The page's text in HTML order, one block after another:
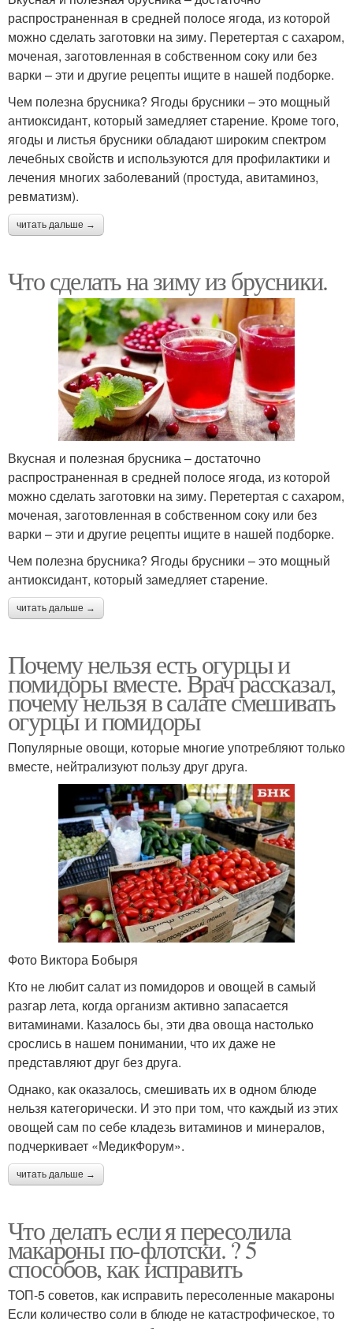
распространенная в средней полосе ягода, из которой
можно сделать заготовки на зиму. Перетертая с сахаром,
моченая, заготовленная в собственном соку или без
варки – эти и другие рецепты ищите в нашей подборке.
Чем полезна брусника? Ягоды брусники – это мощный
антиоксидант, который замедляет старение. Кроме того,
ягоды и листья брусники обладают широким спектром
лечебных свойств и используются для профилактики и
лечения многих заболеваний (простуда, авитаминоз,
ревматизм).
читать дальше →
Что сделать на зиму из брусники.
Вкусная и полезная брусника – достаточно
распространенная в средней полосе ягода, из которой
можно сделать заготовки на зиму. Перетертая с сахаром,
моченая, заготовленная в собственном соку или без
варки – эти и другие рецепты ищите в нашей подборке.
Чем полезна брусника? Ягоды брусники – это мощный
антиоксидант, который замедляет старение.
читать дальше →
Почему нельзя есть огурцы и
помидоры вместе. Врач рассказал,
почему нельзя в салате смешивать
огурцы и помидоры
Популярные овощи, которые многие употребляют только
вместе, нейтрализуют пользу друг друга.
Фото Виктора Бобыря
Кто не любит салат из помидоров и овощей в самый
разгар лета, когда организм активно запасается
витаминами. Казалось бы, эти два овоща настолько
срослись в нашем понимании, что их даже не
представляют друг без друга.
Однако, как оказалось, смешивать их в одном блюде
нельзя категорически. И это при том, что каждый из этих
овощей сам по себе кладезь витаминов и минералов,
подчеркивает «МедикФорум».
читать дальше →
Что делать если я пересолила
макароны по-флотски. ? 5
способов, как исправить
ТОП-5 советов, как исправить пересоленные макароны
Если количество соли в блюде не катастрофическое, то